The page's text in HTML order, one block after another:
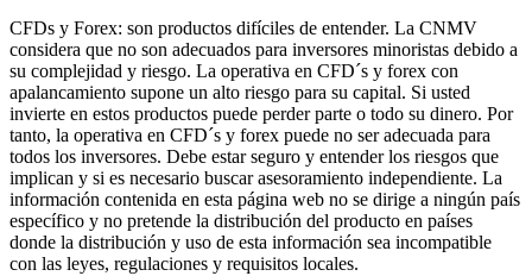
CFDs y Forex: son productos difíciles de entender. La CNMV
considera que no son adecuados para inversores minoristas debido a
su complejidad y riesgo. La operativa en CFD´s y forex con
apalancamiento supone un alto riesgo para su capital. Si usted
invierte en estos productos puede perder parte o todo su dinero. Por
tanto, la operativa en CFD´s y forex puede no ser adecuada para
todos los inversores. Debe estar seguro y entender los riesgos que
implican y si es necesario buscar asesoramiento independiente. La
información contenida en esta página web no se dirige a ningún país
específico y no pretende la distribución del producto en países
donde la distribución y uso de esta información sea incompatible
con las leyes, regulaciones y requisitos locales.